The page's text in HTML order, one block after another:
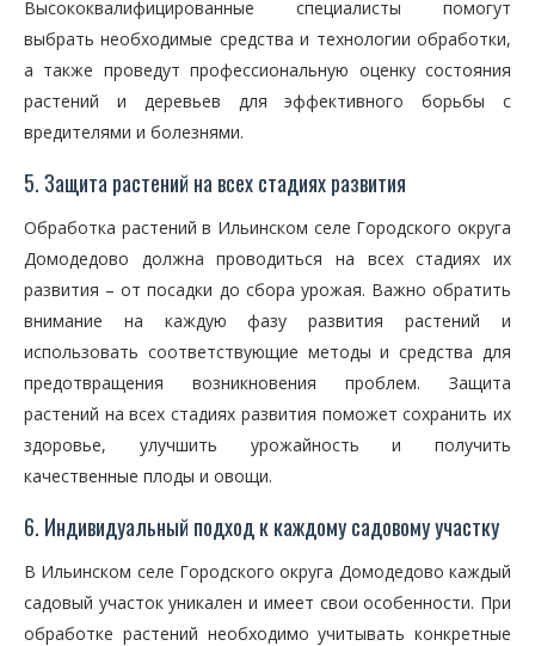
Высококвалифицированные специалисты помогут
выбрать необходимые средства и технологии обработки,
а также проведут профессиональную оценку состояния
растений и деревьев для эффективного борьбы с
вредителями и болезнями.
5. Защита растений на всех стадиях развития
Обработка растений в Ильинском селе Городского округа
Домодедово должна проводиться на всех стадиях их
развития – от посадки до сбора урожая. Важно обратить
внимание на каждую фазу развития растений и
использовать соответствующие методы и средства для
предотвращения возникновения проблем. Защита
растений на всех стадиях развития поможет сохранить их
здоровье, улучшить урожайность и получить
качественные плоды и овощи.
6. Индивидуальный подход к каждому садовому участку
В Ильинском селе Городского округа Домодедово каждый
садовый участок уникален и имеет свои особенности. При
обработке растений необходимо учитывать конкретные